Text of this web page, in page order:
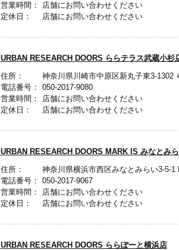
営業時間：
店舗にお問い合わせください
定休日：
店舗にお問い合わせください
URBAN RESEARCH DOORS ららテラス武蔵小杉
住所：
神奈川県川崎市中原区新丸子東3-1302
電話番号：
050-2017-9080
営業時間：
店舗にお問い合わせください
定休日：
店舗にお問い合わせください
URBAN RESEARCH DOORS MARK IS みなとみ
住所：
神奈川県横浜市西区みなとみらい3-5-1
電話番号：
050-2017-9067
営業時間：
店舗にお問い合わせください
定休日：
店舗にお問い合わせください
URBAN RESEARCH DOORS ららぽーと横浜店